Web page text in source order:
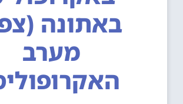
באתונה (צפון
מערב
האקרופוליס)